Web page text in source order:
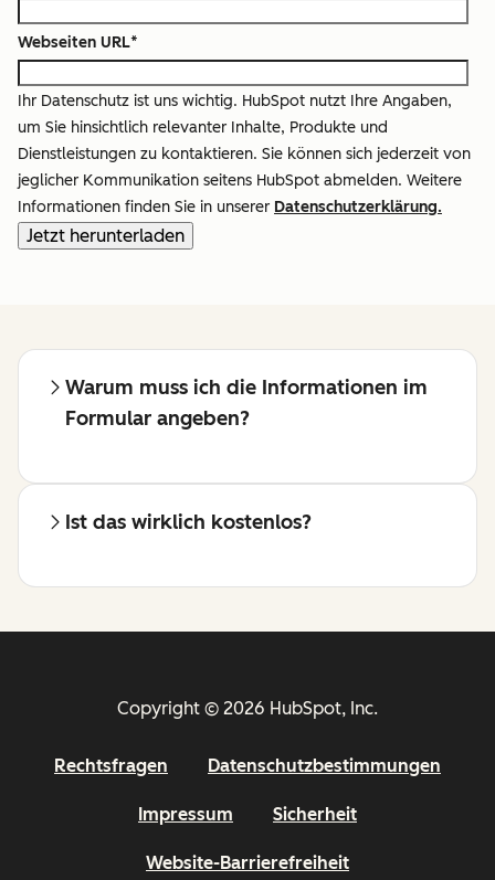
Webseiten URL*
Ihr Datenschutz ist uns wichtig. HubSpot nutzt Ihre Angaben,
um Sie hinsichtlich relevanter Inhalte, Produkte und
Dienstleistungen zu kontaktieren. Sie können sich jederzeit von
jeglicher Kommunikation seitens HubSpot abmelden. Weitere
Informationen finden Sie in unserer Datenschutzerklärung.
Warum muss ich die Informationen im
Formular angeben?
Ist das wirklich kostenlos?
Copyright © 2026 HubSpot, Inc.
Rechtsfragen Datenschutzbestimmungen
Impressum Sicherheit
Website-Barrierefreiheit